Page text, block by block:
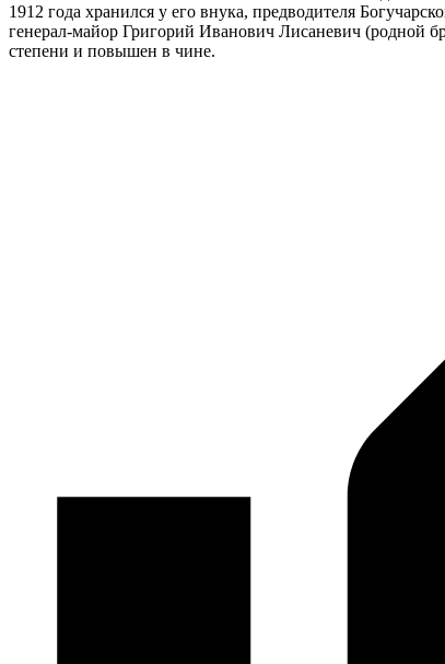
1912 года хранился у его внука, предводителя
генерал-майор Григорий Иванович Лисаневич (родной
степени и повышен в чине.